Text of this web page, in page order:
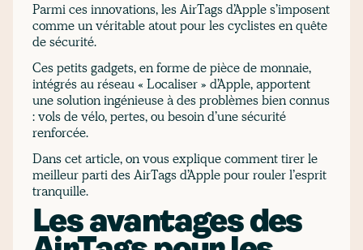
Parmi ces innovations, les AirTags d’Apple s’imposent
comme un véritable atout pour les cyclistes en quête
de sécurité.
Ces petits gadgets, en forme de pièce de monnaie,
intégrés au réseau « Localiser » d’Apple, apportent
une solution ingénieuse à des problèmes bien connus
: vols de vélo, pertes, ou besoin d’une sécurité
renforcée.
Dans cet article, on vous explique comment tirer le
meilleur parti des AirTags d’Apple pour rouler l’esprit
tranquille.
Les avantages des